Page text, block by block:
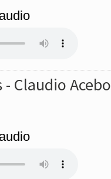
- Claudio Acebo